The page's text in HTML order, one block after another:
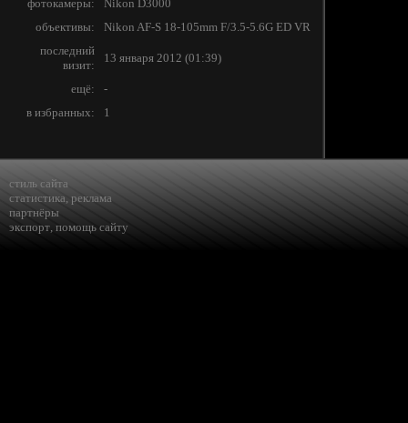
фотокамеры:
Nikon D3000
объективы:
Nikon AF-S 18-105mm F/3.5-5.6G ED VR
последний
визит:
13 января 2012 (01:39)
ещё:
-
в избранных:
1
стиль сайта
статистика, реклама
партнёры
экспорт, помощь сайту